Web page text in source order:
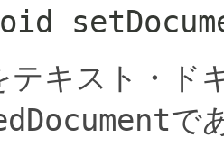
テキスト・ド
で